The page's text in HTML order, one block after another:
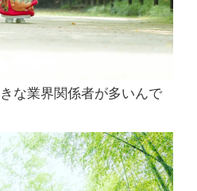
な業界関係者が多いんで